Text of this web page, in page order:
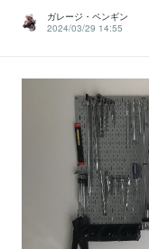
ガレージ・ペンギン
2024/03/29 14:55